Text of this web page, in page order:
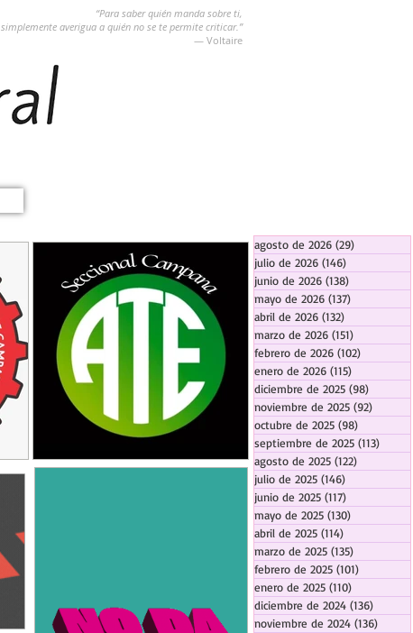
“Para saber quién manda sobre ti,
simplemente averigua a quién no se te permite criticar.”
― Voltaire
agosto de 2026 (29)
julio de 2026 (146)
junio de 2026 (138)
mayo de 2026 (137)
abril de 2026 (132)
marzo de 2026 (151)
febrero de 2026 (102)
enero de 2026 (115)
diciembre de 2025 (98)
noviembre de 2025 (92)
octubre de 2025 (98)
septiembre de 2025 (113)
agosto de 2025 (122)
julio de 2025 (146)
junio de 2025 (117)
mayo de 2025 (130)
abril de 2025 (114)
marzo de 2025 (135)
febrero de 2025 (101)
enero de 2025 (110)
diciembre de 2024 (136)
noviembre de 2024 (136)